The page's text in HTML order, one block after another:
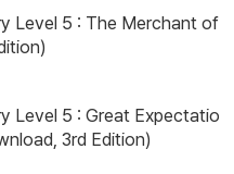
Level 5 : The Merchant of
Level 5 : Great Expectatio
3rd Edition)